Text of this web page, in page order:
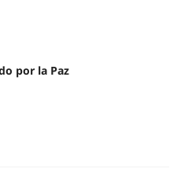
por la Paz